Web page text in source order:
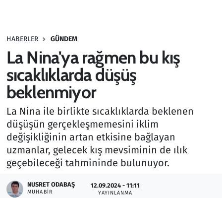
HABERLER GÜNDEM
La Nina'ya rağmen bu kış
sıcaklıklarda düşüş
beklenmiyor
La Nina ile birlikte sıcaklıklarda beklenen
düşüşün gerçekleşmemesini iklim
değişikliğinin artan etkisine bağlayan
uzmanlar, gelecek kış mevsiminin de ılık
geçebileceği tahmininde bulunuyor.
NUSRET ODABAŞ
MUHABIR
12.09.2024 - 11:11
YAYINLANMA
Haber
Kültür Sanat
Kurumsal Haberler
Lezzet Durağı
Memur ve Kamu
Otomobil
Oyun